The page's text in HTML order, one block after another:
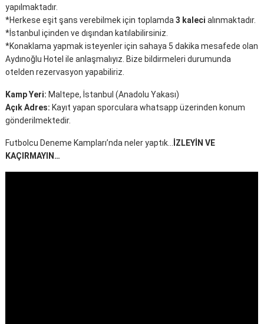
yapılmaktadır.
*Herkese eşit şans verebilmek için toplamda3 kaleci alınmaktadır.
*İstanbul içinden ve dışından katılabilirsiniz.
*Konaklama yapmak isteyenler için sahaya 5 dakika mesafede olan
Aydınoğlu Hotel ile anlaşmalıyız. Bize bildirmeleri durumunda
otelden rezervasyon yapabiliriz.
Kamp Yeri: Maltepe, İstanbul (Anadolu Yakası)
Açık Adres: Kayıt yapan sporculara whatsapp üzerinden konum
gönderilmektedir.
Futbolcu Deneme Kampları’nda neler yaptık…
İZLEYİN VE
KAÇIRMAYIN…